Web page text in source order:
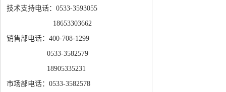
技术支持电话：0533-3593055
18653303662
销售部电话：400-708-1299
0533-3582579
18905335231
市场部电话：0533-3582578